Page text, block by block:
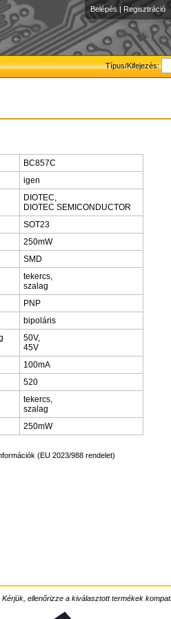
Belépés | Regisztráció
Típus/Kifejezés:
BC857C
igen
DIOTEC,
DIOTEC SEMICONDUCTOR
SOT23
250mW
SMD
tekercs,
szalag
PNP
bipoláris
50V,
45V
100mA
520
tekercs,
szalag
250mW
(EU 2023/988 rendelet)
ellenőrizze a kiválasztott termékek